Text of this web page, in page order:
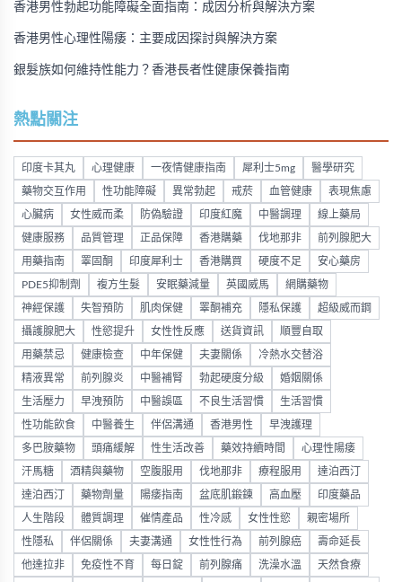
香港男性勃起功能障礙全面指南：成因分析與解決方案
香港男性心理性陽痿：主要成因探討與解決方案
銀髮族如何維持性能力？香港長者性健康保養指南
熱點關注
印度卡其丸 心理健康 一夜情健康指南 犀利士5mg 醫學研究
藥物交互作用 性功能障礙 異常勃起 戒菸 血管健康 表現焦慮
心臟病 女性威而柔 防偽驗證 印度紅魔 中醫調理 線上藥局
健康服務 品質管理 正品保障 香港購藥 伐地那非 前列腺肥大
用藥指南 睪固酮 印度犀利士 香港購買 硬度不足 安心藥房
PDE5抑制劑 複方生髮 安眠藥減量 英國威馬 網購藥物
神經保護 失智預防 肌肉保健 睪酮補充 隱私保護 超級威而鋼
攝護腺肥大 性慾提升 女性性反應 送貨資訊 順豐自取
用藥禁忌 健康檢查 中年保健 夫妻關係 冷熱水交替浴
精液異常 前列腺炎 中醫補腎 勃起硬度分級 婚姻關係
生活壓力 早洩預防 中醫誤區 不良生活習慣 生活習慣
性功能飲食 中醫養生 伴侶溝通 香港男性 早洩護理
多巴胺藥物 頭痛緩解 性生活改善 藥效持續時間 心理性陽痿
汗馬糖 酒精與藥物 空腹服用 伐地那非 療程服用 達泊西汀
達泊西汀 藥物劑量 陽痿指南 盆底肌鍛鍊 高血壓 印度藥品
人生階段 體質調理 催情產品 性冷感 女性性慾 親密場所
性隱私 伴侶關係 夫妻溝通 女性性行為 前列腺癌 壽命延長
他達拉非 免疫性不育 每日錠 前列腺痛 洗澡水溫 天然食療